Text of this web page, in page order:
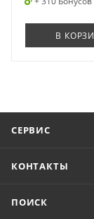
В
СЕРВИС
КОНТАКТЫ
ПОИСК